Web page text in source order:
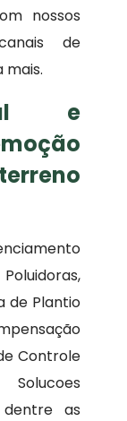
nossos
de
mais.
e
de Plantio
Controle
as